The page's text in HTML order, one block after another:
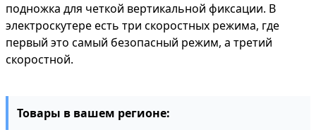
подножка для четкой вертикальной фиксации. В
электроскутере есть три скоростных режима, где
первый это самый безопасный режим, а третий
скоростной.
Товары в вашем регионе: